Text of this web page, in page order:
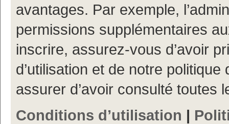
avantages. Par exemple,
permissions supplémentaires
inscrire, assurez-vous d’avoir
d’utilisation et de notre
assurer d’avoir consulté toutes
Conditions d’utilisation |